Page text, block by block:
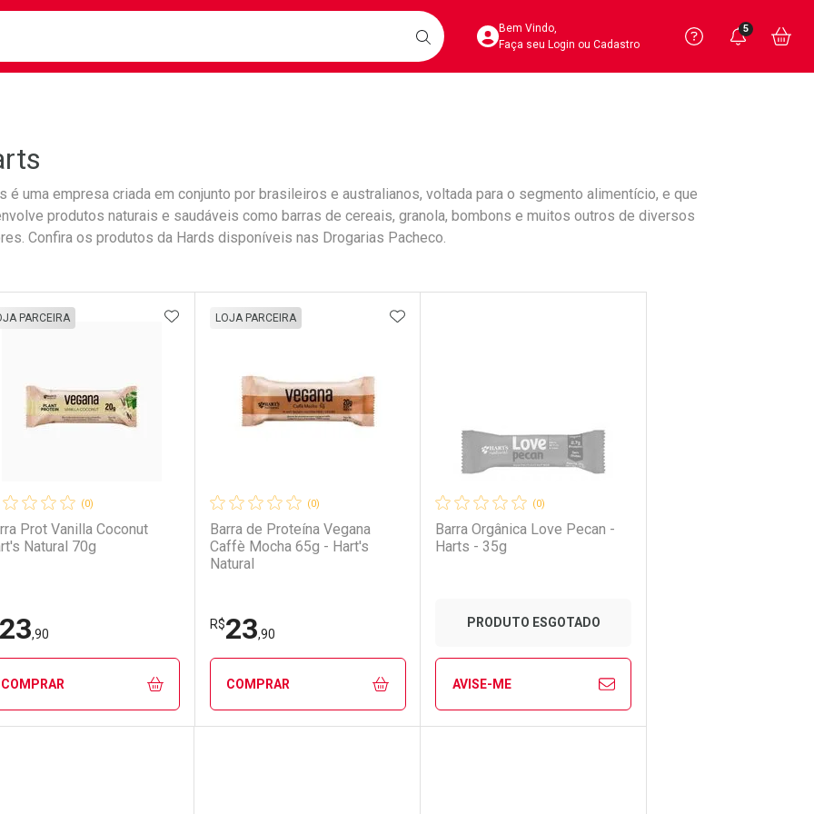
BUSCARAcesse sua Conta
Bem Vindo,
Faça seu Login ou Cadastro
Precisa
Ver Recursos
Você
5
é uma empresa criada em conjunto por brasileiros e australianos, voltada para o segmento alimentício, e que
produtos naturais e saudáveis como barras de cereais, granola, bombons e muitos outros de diversos
Confira os produtos da Hards disponíveis nas Drogarias Pacheco.
(0)
Prot Vanilla Coconut
Natural 70g
PARCEIRA
23,90
ADICIONAR AOS FAVORITOS
COMPRAR
(0)
Barra de Proteína Vegana
Caffè Mocha 65g - Hart's
Natural
LOJA PARCEIRA
R$23,90
ADICIONAR AOS FAVORITOS
COMPRAR
(0)
Barra Orgânica Love Pecan -
Harts - 35g
PRODUTO ESGOTADO
AVISE-ME